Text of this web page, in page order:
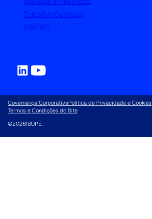
Trabalhe Conosco
Contato
Governança CorporativaPolítica de Privacidade e Cookies
Termos e Condições do Site
©2026IBOPE.